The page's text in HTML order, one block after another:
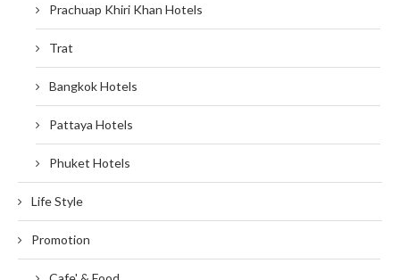
Prachuap Khiri Khan Hotels
Trat
Bangkok Hotels
Pattaya Hotels
Phuket Hotels
Life Style
Promotion